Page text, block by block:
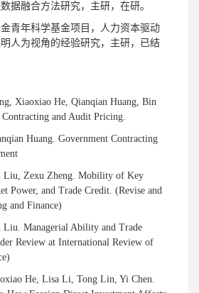
据融合方法研究，主研，在研。
青年科学基金项目，人力资本驱动
人为视角的经验研究，主研，已结
Xiaoxiao He, Qianqian Huang, Bin
and Audit Pricing.
Huang. Government Contracting
Liu, Zexu Zheng. Mobility of Key
Power, and Trade Credit. (Revise and
and Finance)
Liu. Managerial Ability and Trade
Review at International Review of
He, Lisa Li, Tong Lin, Yi Chen.